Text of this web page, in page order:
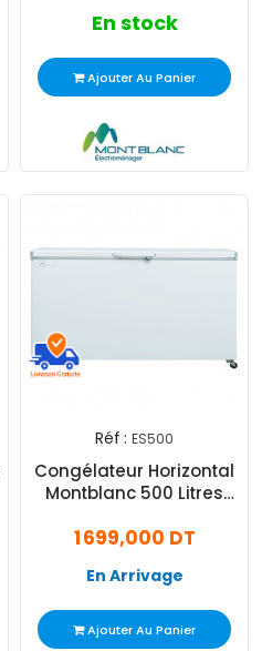
En stock
Ajouter Au Panier
Réf : ES500
Congélateur Horizontal
Montblanc 500 Litres
1 699,000 DT
En Arrivage
Ajouter Au Panier